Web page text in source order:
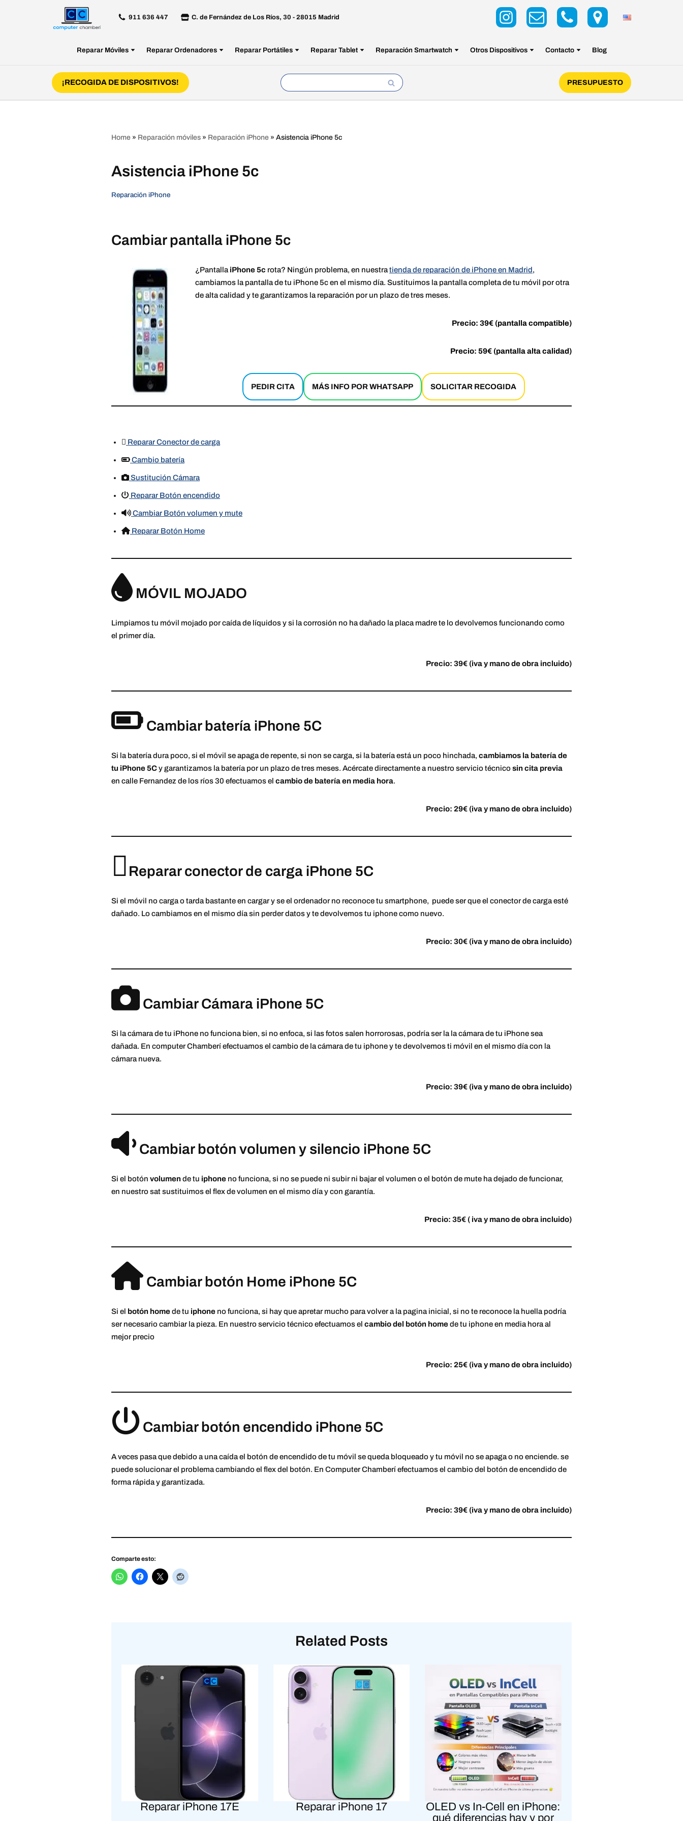
911 636 447 C. de Fernández de Los Ríos, 30 - 28015 Madrid
Reparar Móviles Reparar Ordenadores Reparar Portátiles Reparar Tablet Reparación Smartwatch Otros Dispositivos Contacto Blog
¡RECOGIDA DE DISPOSITIVOS! PRESUPUESTO
Home » Reparación móviles » Reparación iPhone » Asistencia iPhone 5c
Asistencia iPhone 5c
Reparación iPhone
Cambiar pantalla iPhone 5c
¿Pantalla iPhone 5c rota? Ningún problema, en nuestratienda de reparación de iPhone en Madrid,
cambiamos la pantalla de tu iPhone 5c en el mismo día. Sustituimos la pantalla completa de tu móvil por otra
de alta calidad y te garantizamos la reparación por un plazo de tres meses.
Precio: 39€ (pantalla compatible)
Precio: 59€ (pantalla alta calidad)
PEDIR CITA MÁS INFO POR WHATSAPP SOLICITAR RECOGIDA
Reparar Conector de carga
Cambio batería
Sustitución Cámara
Reparar Botón encendido
Cambiar Botón volumen y mute
Reparar Botón Home
MÓVIL MOJADO
Limpiamos tu móvil mojado por caída de líquidos y si la corrosión no ha dañado la placa madre te lo devolvemos funcionando como
el primer día.
Precio: 39€ (iva y mano de obra incluido)
Cambiar batería iPhone 5C
Si la batería dura poco, si el móvil se apaga de repente, si non se carga, si la batería está un poco hinchada, cambiamos la batería de
tu iPhone 5Cy garantizamos la batería por un plazo de tres meses. Acércate directamente a nuestro servicio técnicosin cita previa
en calle Fernandez de los ríos 30 efectuamos el cambio de batería en media hora.
Precio: 29€ (iva y mano de obra incluido)
Reparar conector de carga iPhone 5C
Si el móvil no carga o tarda bastante en cargar y se el ordenador no reconoce tu smartphone, puede ser que el conector de carga esté
dañado. Lo cambiamos en el mismo día sin perder datos y te devolvemos tu iphone como nuevo.
Precio: 30€ (iva y mano de obra incluido)
Cambiar Cámara iPhone 5C
Si la cámara de tu iPhone no funciona bien, si no enfoca, si las fotos salen horrorosas, podría ser la la cámara de tu iPhone sea
dañada. En computer Chamberí efectuamos el cambio de la cámara de tu iphone y te devolvemos ti móvil en el mismo día con la
cámara nueva.
Precio: 39€ (iva y mano de obra incluido)
Cambiar botón volumen y silencio iPhone 5C
Si el botón volumende tu iphone no funciona, si no se puede ni subir ni bajar el volumen o el botón de mute ha dejado de funcionar,
en nuestro sat sustituimos el flex de volumen en el mismo día y con garantía.
Precio: 35€ ( iva y mano de obra incluido)
Cambiar botón Home iPhone 5C
Si el botón homede tu iphone no funciona, si hay que apretar mucho para volver a la pagina inicial, si no te reconoce la huella podría
ser necesario cambiar la pieza. En nuestro servicio técnico efectuamos el cambio del botón homede tu iphone en media hora al
mejor precio
Precio: 25€ (iva y mano de obra incluido)
Cambiar botón encendido iPhone 5C
A veces pasa que debido a una caída el botón de encendido de tu móvil se queda bloqueado y tu móvil no se apaga o no enciende. se
puede solucionar el problema cambiando el flex del botón. En Computer Chamberí efectuamos el cambio del botón de encendido de
forma rápida y garantizada.
Precio: 39€ (iva y mano de obra incluido)
Comparte esto:
Related Posts
Reparar iPhone 17E Reparar iPhone 17
OLED vs In-Cell en iPhone:
qué diferencias hay y por